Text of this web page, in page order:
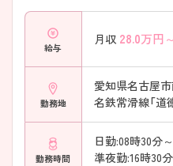
給与
月収 28.0万円～
勤務地
愛知県名古屋
名鉄常滑線「道
勤務時間
日勤:08時30分
準夜勤:16時30